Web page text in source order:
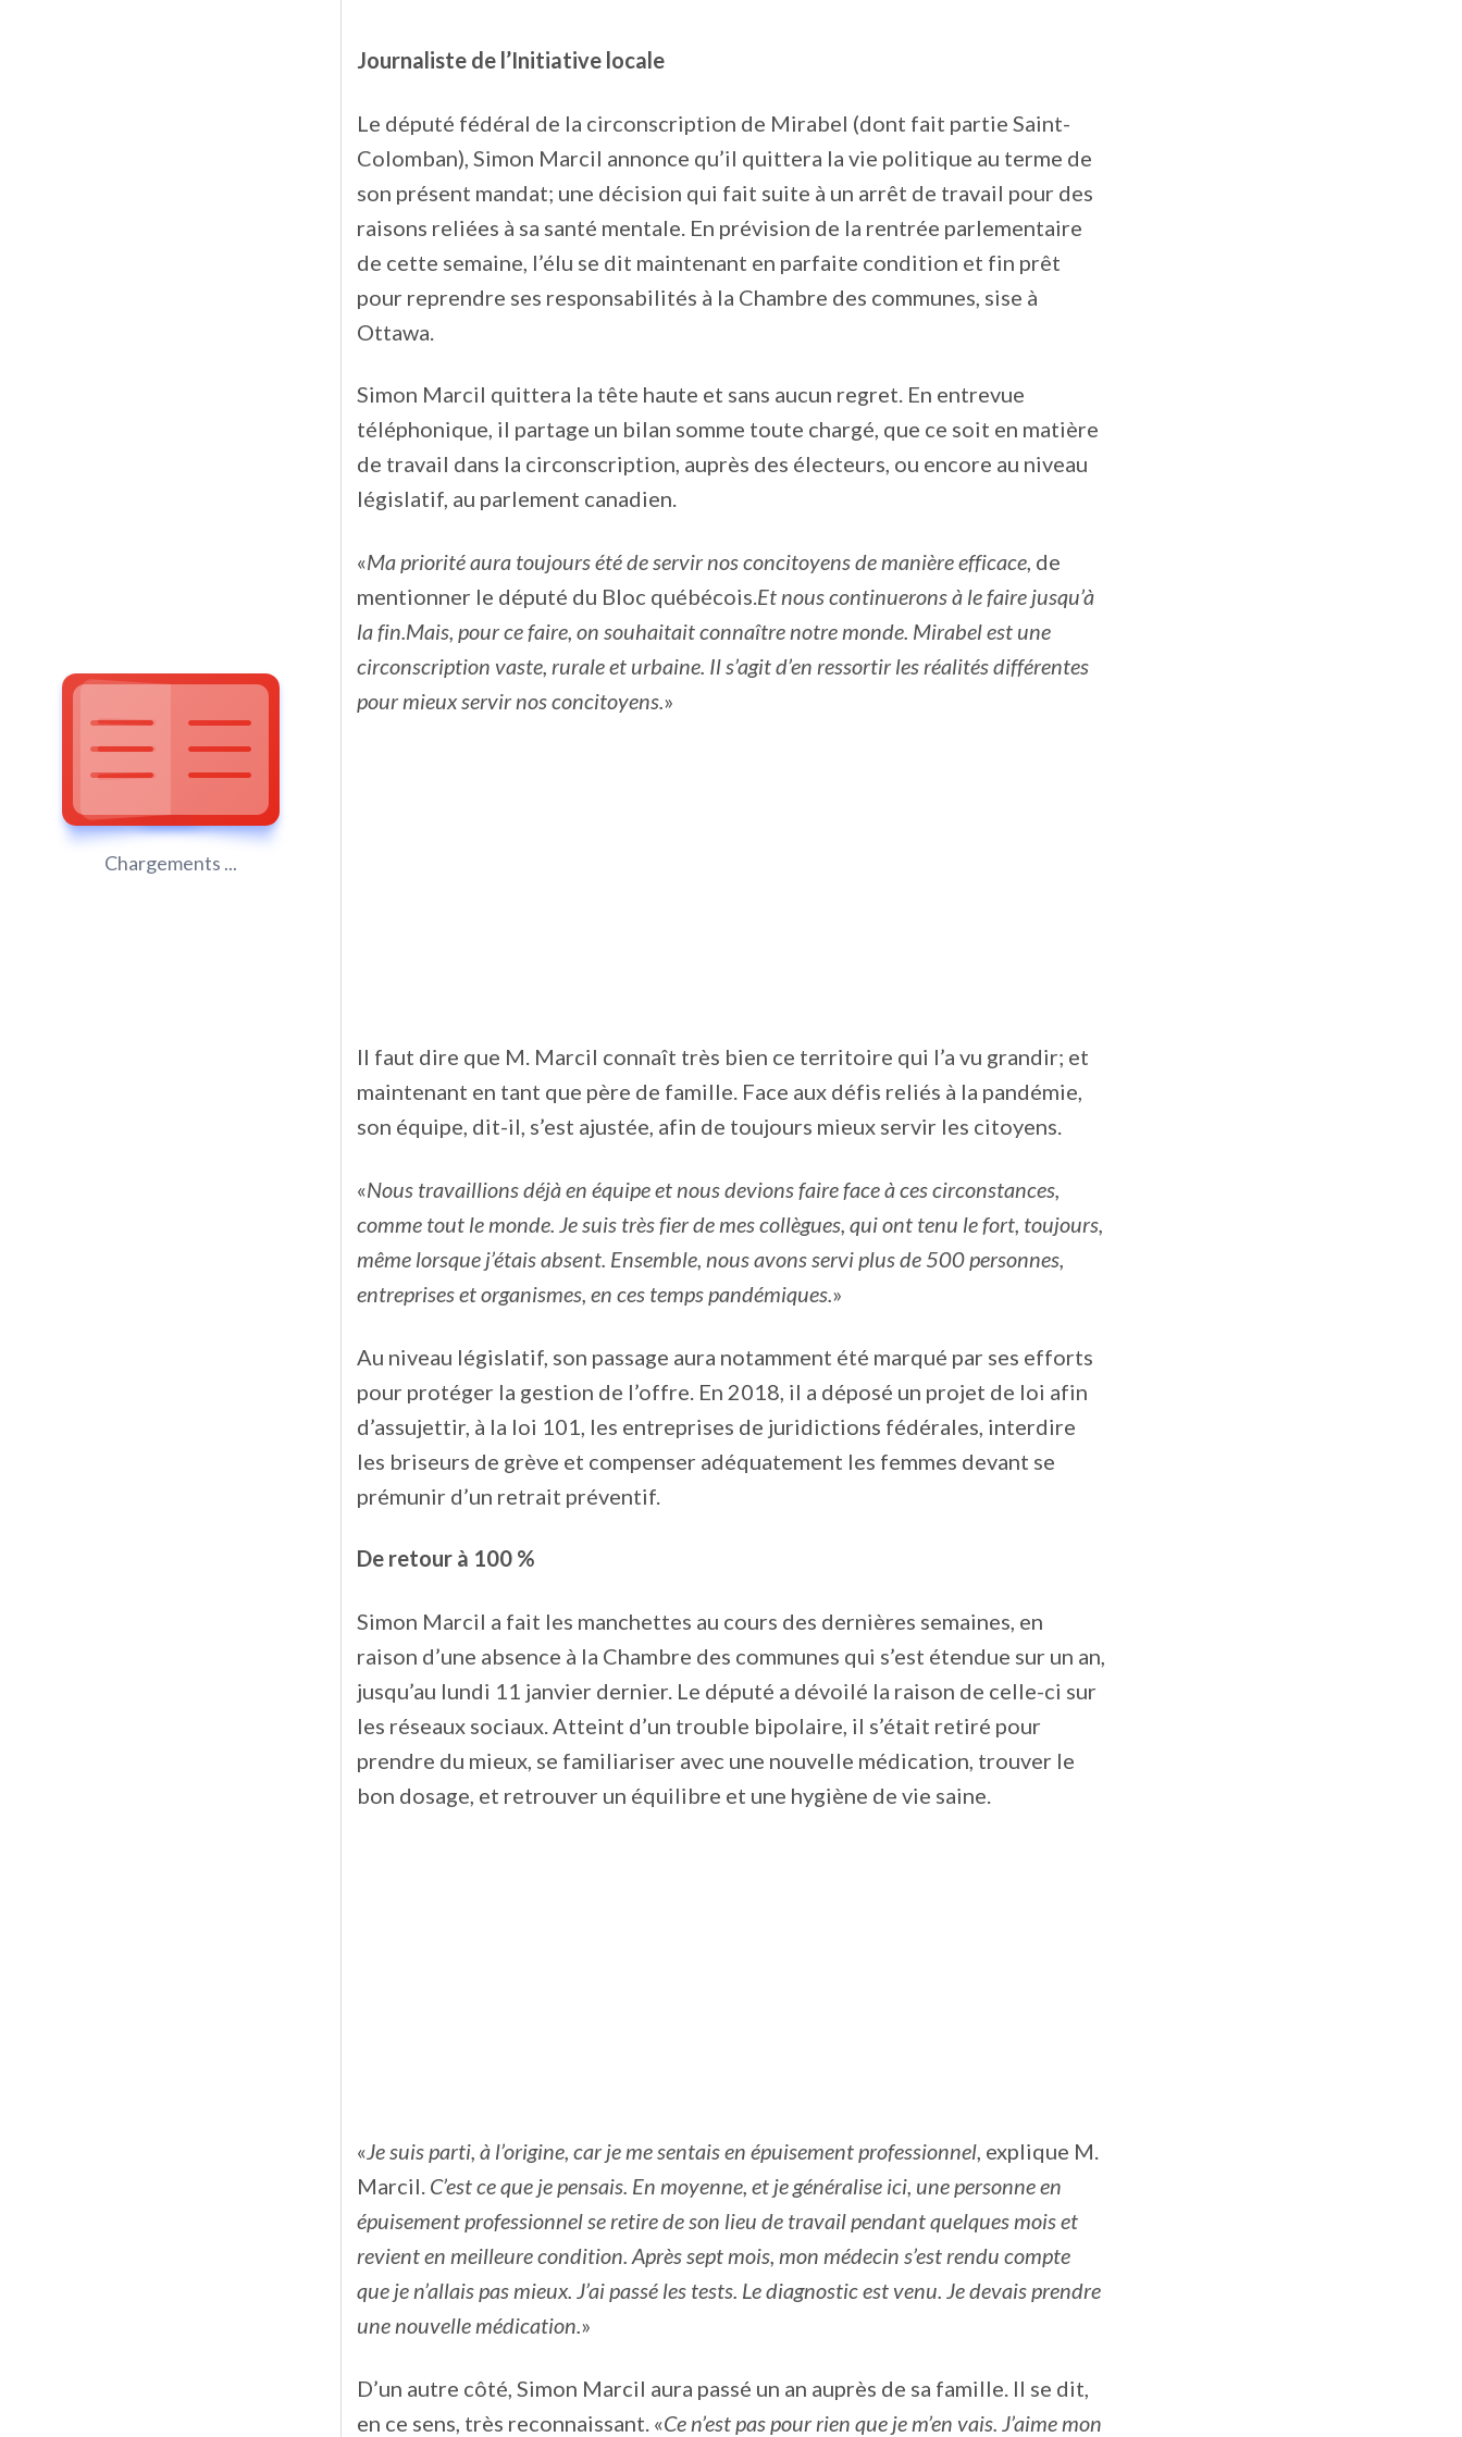
Chargements ...
Journaliste de l’Initiative locale
Le député fédéral de la circonscription de Mirabel (dont fait partie Saint-
Colomban), Simon Marcil annonce qu’il quittera la vie politique au terme de
son présent mandat; une décision qui fait suite à un arrêt de travail pour des
raisons reliées à sa santé mentale. En prévision de la rentrée parlementaire
de cette semaine, l’élu se dit maintenant en parfaite condition et fin prêt
pour reprendre ses responsabilités à la Chambre des communes, sise à
Ottawa.
Simon Marcil quittera la tête haute et sans aucun regret. En entrevue
téléphonique, il partage un bilan somme toute chargé, que ce soit en matière
de travail dans la circonscription, auprès des électeurs, ou encore au niveau
législatif, au parlement canadien.
«Ma priorité aura toujours été de servir nos concitoyens de manière efficace, de
mentionner le député du Bloc québécois. Et nous continuerons à le faire jusqu’à
la fin. Mais, pour ce faire, on souhaitait connaître notre monde. Mirabel est une
circonscription vaste, rurale et urbaine. Il s’agit d’en ressortir les réalités différentes
pour mieux servir nos concitoyens. »
Il faut dire que M. Marcil connaît très bien ce territoire qui l’a vu grandir; et
maintenant en tant que père de famille. Face aux défis reliés à la pandémie,
son équipe, dit-il, s’est ajustée, afin de toujours mieux servir les citoyens.
«Nous travaillions déjà en équipe et nous devions faire face à ces circonstances,
comme tout le monde. Je suis très fier de mes collègues, qui ont tenu le fort, toujours,
même lorsque j’étais absent. Ensemble, nous avons servi plus de 500 personnes,
entreprises et organismes, en ces temps pandémiques.»
Au niveau législatif, son passage aura notamment été marqué par ses efforts
pour protéger la gestion de l’offre. En 2018, il a déposé un projet de loi afin
d’assujettir, à la loi 101, les entreprises de juridictions fédérales, interdire
les briseurs de grève et compenser adéquatement les femmes devant se
prémunir d’un retrait préventif.
De retour à 100 %
Simon Marcil a fait les manchettes au cours des dernières semaines, en
raison d’une absence à la Chambre des communes qui s’est étendue sur un an,
jusqu’au lundi 11 janvier dernier. Le député a dévoilé la raison de celle-ci sur
les réseaux sociaux. Atteint d’un trouble bipolaire, il s’était retiré pour
prendre du mieux, se familiariser avec une nouvelle médication, trouver le
bon dosage, et retrouver un équilibre et une hygiène de vie saine.
«Je suis parti, à l’origine, car je me sentais en épuisement professionnel, explique M.
Marcil. C’est ce que je pensais. En moyenne, et je généralise ici, une personne en
épuisement professionnel se retire de son lieu de travail pendant quelques mois et
revient en meilleure condition. Après sept mois, mon médecin s’est rendu compte
que je n’allais pas mieux. J’ai passé les tests. Le diagnostic est venu. Je devais prendre
une nouvelle médication.»
D’un autre côté, Simon Marcil aura passé un an auprès de sa famille. Il se dit,
en ce sens, très reconnaissant. «Ce n’est pas pour rien que je m’en vais. J’aime mon